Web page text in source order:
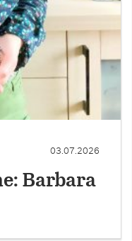
03.07.2026
Barbara